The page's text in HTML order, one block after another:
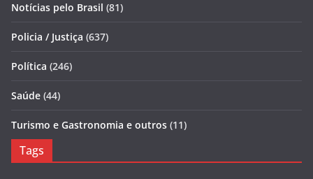
Notícias pelo Brasil (81)
Policia / Justiça (637)
Política (246)
Saúde (44)
Turismo e Gastronomia e outros (11)
Tags